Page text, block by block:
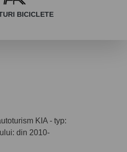
BICICLETE
KIA - typ:
din 2010-